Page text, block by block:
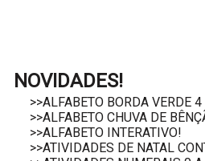
NOVIDADES!
>>ALFABETO BORDA VERDE
>>ALFABETO CHUVA DE
>>ALFABETO INTERATIVO!
>>ATIVIDADES DE NATAL